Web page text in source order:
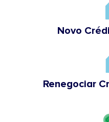
Novo
Renegociar